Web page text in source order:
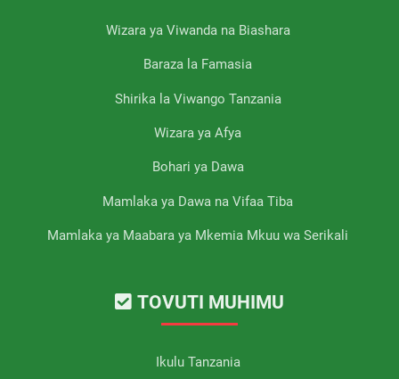
Wizara ya Viwanda na Biashara
Baraza la Famasia
Shirika la Viwango Tanzania
Wizara ya Afya
Bohari ya Dawa
Mamlaka ya Dawa na Vifaa Tiba
Mamlaka ya Maabara ya Mkemia Mkuu wa Serikali
TOVUTI MUHIMU
Ikulu Tanzania